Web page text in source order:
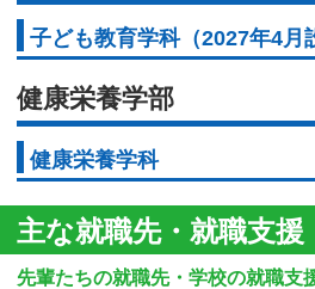
子ども教育学科（2027年4月
健康栄養学部
健康栄養学科
主な就職先・就職支援
先輩たちの就職先・学校の就職支